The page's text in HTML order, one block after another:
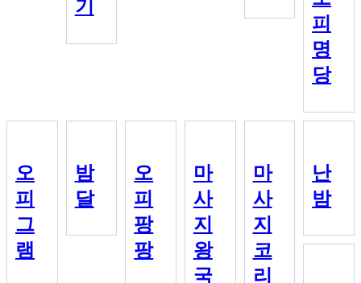
기
피
명
당
오
피
그
램
밤
달
오
피
팡
팡
마
사
지
왕
국
마
사
지
코
리
난
밤